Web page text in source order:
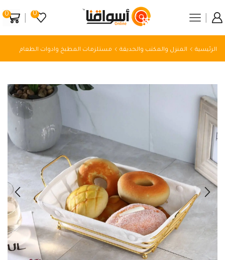
0
0
الرئيسية المنزل والمكتب والحديقة مستلزمات المطبخ وادوات الطعام